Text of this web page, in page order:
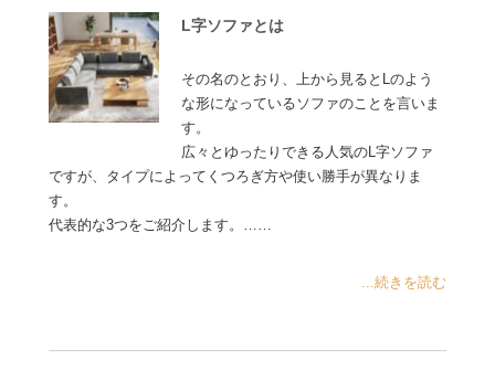
L字ソファとは
その名のとおり、上から見るとLのよう
な形になっているソファのことを言いま
す。
広々とゆったりできる人気のL字ソファ
ですが、タイプによってくつろぎ方や使い勝手が異なりま
す。
代表的な3つをご紹介します。……
...続きを読む